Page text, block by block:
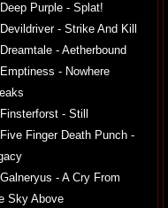
Deep Purple - Splat!
Devildriver - Strike And Kill
Dreamtale - Aetherbound
Emptiness - Nowhere
Finsterforst - Still
Five Finger Death Punch -
Galneryus - A Cry From
Sky Above